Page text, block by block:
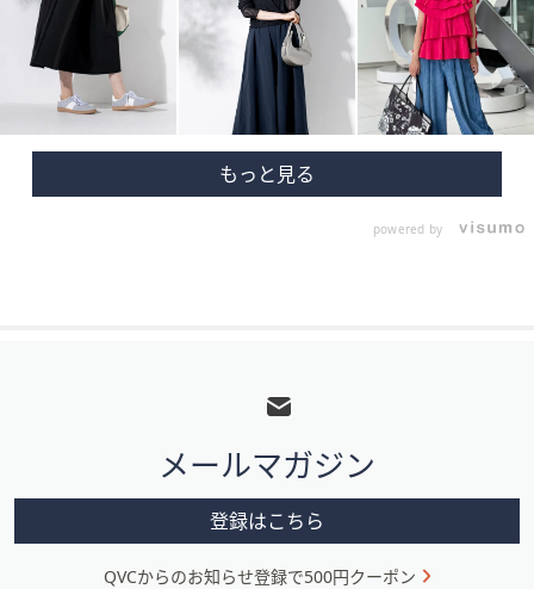
powered by
メ
ニ
メールマガジン
登録はこちら
QVCからのお知らせ登録で500円クーポン